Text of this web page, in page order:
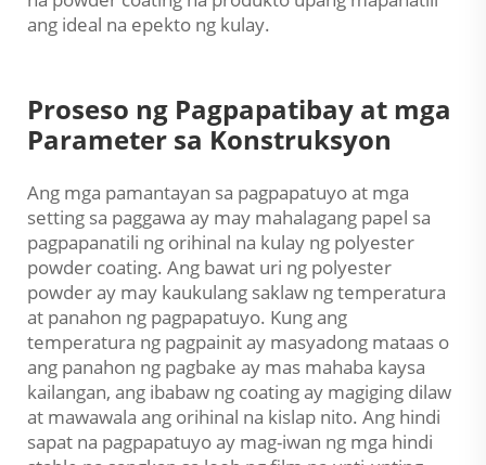
ang ideal na epekto ng kulay.
Proseso ng Pagpapatibay at mga
Parameter sa Konstruksyon
Ang mga pamantayan sa pagpapatuyo at mga
setting sa paggawa ay may mahalagang papel sa
pagpapanatili ng orihinal na kulay ng polyester
powder coating. Ang bawat uri ng polyester
powder ay may kaukulang saklaw ng temperatura
at panahon ng pagpapatuyo. Kung ang
temperatura ng pagpainit ay masyadong mataas o
ang panahon ng pagbake ay mas mahaba kaysa
kailangan, ang ibabaw ng coating ay magiging dilaw
at mawawala ang orihinal na kislap nito. Ang hindi
sapat na pagpapatuyo ay mag-iwan ng mga hindi